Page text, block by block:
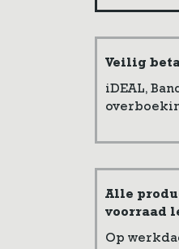
Veilig
iDEAL,
Alle
voorraad
Op